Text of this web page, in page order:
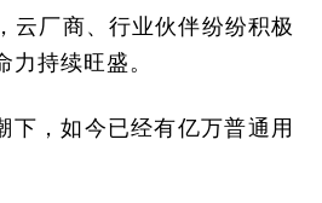
云厂商、行业伙伴纷纷积极
持续旺盛。
下，如今已经有亿万普通用